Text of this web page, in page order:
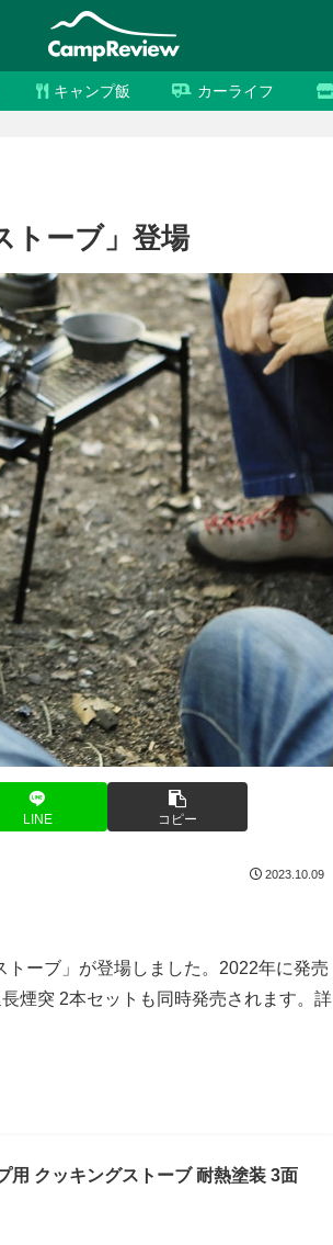
キャンプ飯 カーライフ
トーブ」登場
LINE コピー
2023.10.09
ーブ」が登場しました。2022年に発売
煙突 2本セットも同時発売されます。詳
用 クッキングストーブ 耐熱塗装 3面